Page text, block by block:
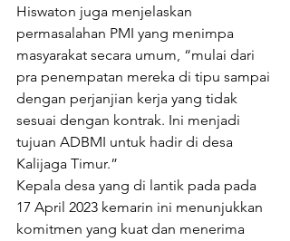
Hiswaton juga menjelaskan
permasalahan PMI yang menimpa
masyarakat secara umum, “mulai dari
pra penempatan mereka di tipu sampai
dengan perjanjian kerja yang tidak
sesuai dengan kontrak. Ini menjadi
tujuan ADBMI untuk hadir di desa
Kalijaga Timur.”
Kepala desa yang di lantik pada pada
17 April 2023 kemarin ini menunjukkan
komitmen yang kuat dan menerima